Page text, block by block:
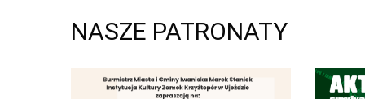
NASZE PATRONATY